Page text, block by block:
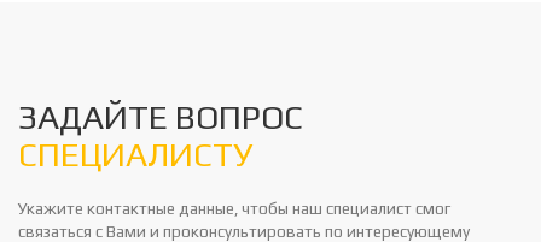
ЗАДАЙТЕ ВОПРОС
СПЕЦИАЛИСТУ
Укажите контактные данные, чтобы наш специалист смог
связаться с Вами и проконсультировать по интересующему